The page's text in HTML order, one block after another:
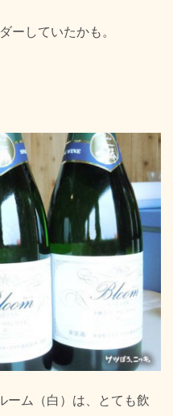
ーしていたかも。
ーム（白）は、とても飲